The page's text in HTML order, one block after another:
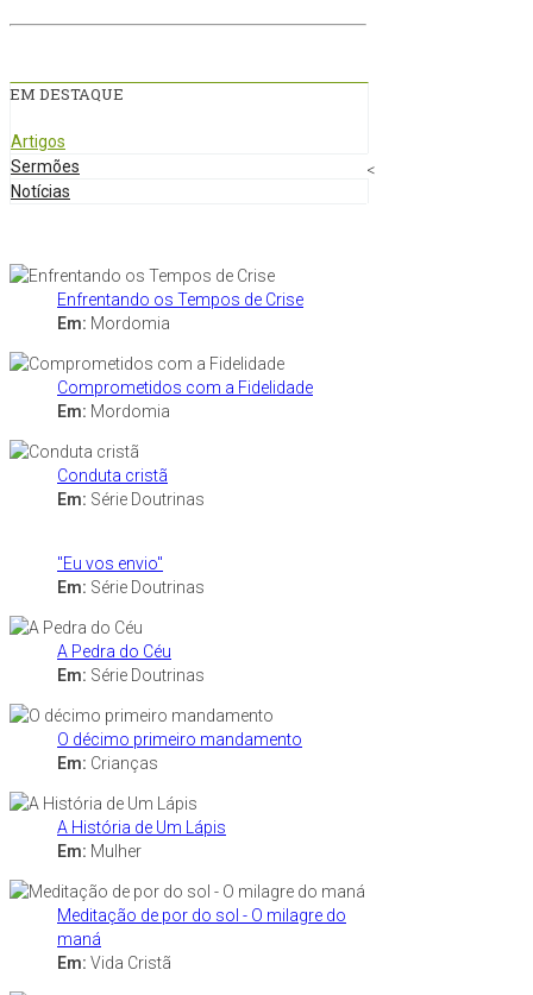
EM DESTAQUE
Artigos
Sermões
Notícias
Enfrentando os Tempos de Crise
Em: Mordomia
Comprometidos com a Fidelidade
Em: Mordomia
Conduta cristã
Em: Série Doutrinas
"Eu vos envio"
Em: Série Doutrinas
A Pedra do Céu
Em: Série Doutrinas
O décimo primeiro mandamento
Em: Crianças
A História de Um Lápis
Em: Mulher
Meditação de por do sol - O milagre do
maná
Em: Vida Cristã
<